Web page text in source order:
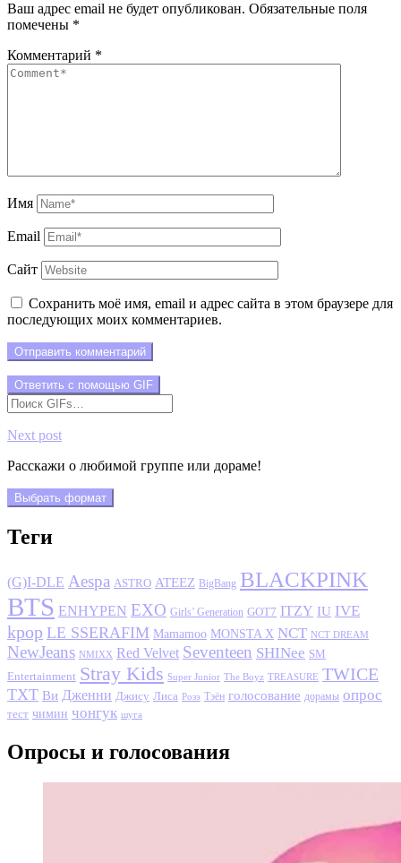
Ваш адрес email не будет опубликован. Обязательные поля
помечены *
Комментарий *
Имя
Email
Сайт
Сохранить моё имя, email и адрес сайта в этом браузере для
последующих моих комментариев.
Отправить комментарий
Ответить с помощью GIF
Next post
Расскажи о любимой группе или дораме!
Выбрать формат
Теги
(G)I-DLE Aespa ASTRO ATEEZ BigBang BLACKPINK
BTS ENHYPEN EXO Girls’ Generation GOT7 ITZY IU IVE
kpop LE SSERAFIM Mamamoo MONSTA X NCT NCT DREAM
NewJeans NMIXX Red Velvet Seventeen SHINee SM
Entertainment Stray Kids Super Junior The Boyz TREASURE TWICE
TXT Ви Дженни Джису Лиса Розэ Тэён голосование дорамы опрос
тест чимин чонгук шуга
Опросы и голосования